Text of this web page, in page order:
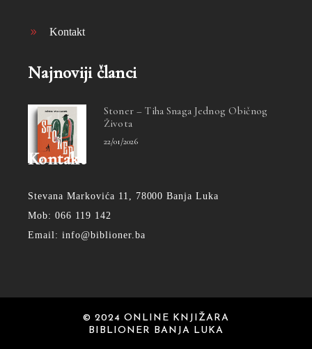
Kontakt
Najnoviji članci
Stoner – Tiha Snaga Jednog Običnog
Života
22/01/2026
Kontakt
Stevana Markovića 11, 78000 Banja Luka
Mob: 066 119 142
Email: info@biblioner.ba
© 2024 ONLINE KNJIŽARA
BIBLIONER BANJA LUKA